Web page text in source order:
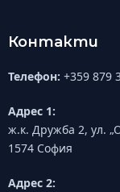
Контакти
Телефон: +359 879
Адрес 1:
ж.к. Дружба 2, ул.
1574 София
Адрес 2: